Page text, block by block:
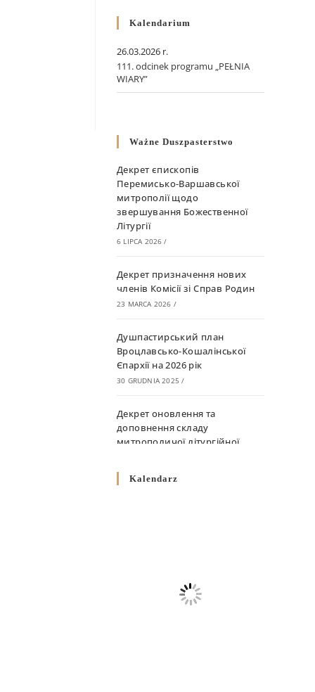
Kalendarium
26.03.2026 r.
111. odcinek programu „PEŁNIA
WIARY”
Ważne Duszpasterstwo
Декрет єпископів
Перемисько-Варшавської
митрополії щодо
звершування Божественної
Літургії
6 LIPCA 2026 /
Декрет призначення нових
членів Комісії зі Справ Родин
23 MARCA 2026 /
Душпастирський план
Вроцлавсько-Кошалінської
Єпархії на 2026 рік
30 GRUDNIA 2025 /
Декрет оновлення та
доповнення складу
митрополичої літургійної
10 GRUDNIA 2025
Декрет про відзначення
Великодня і всіх рухомих
Kalendarz